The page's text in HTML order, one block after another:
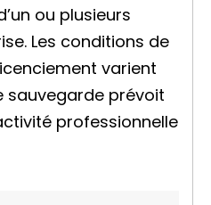
ou plusieurs
Les conditions de
varient
sauvegarde prévoit
professionnelle